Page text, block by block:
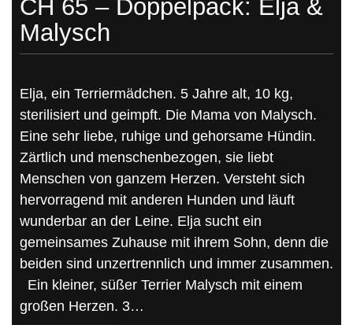
CH 65 – Doppelpack: Elja &
Malysch
Elja, ein Terriermädchen. 5 Jahre alt, 10 kg,
sterilisiert und geimpft. Die Mama von Malysch.
Eine sehr liebe, ruhige und gehorsame Hündin.
Zärtlich und menschenbezogen, sie liebt
Menschen von ganzem Herzen. Versteht sich
hervorragend mit anderen Hunden und läuft
wunderbar an der Leine. Elja sucht ein
gemeinsames Zuhause mit ihrem Sohn, denn die
beiden sind unzertrennlich und immer zusammen.
Ein kleiner, süßer Terrier Malysch mit einem
großen Herzen. 3…